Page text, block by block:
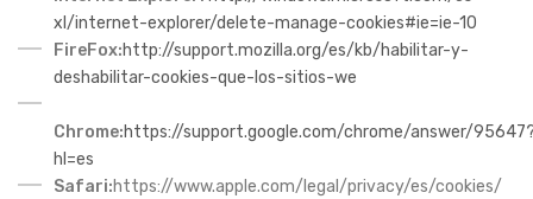
xl/internet-explorer/delete-manage-cookies#ie=ie-10
FireFox:http://support.mozilla.org/es/kb/habilitar-y-
deshabilitar-cookies-que-los-sitios-we
Chrome:https://support.google.com/chrome/answer/
hl=es
Safari:https://www.apple.com/legal/privacy/es/cookies/